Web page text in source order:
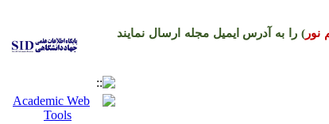
نور) را به آدرس ایمیل مجله ارسال نمایند